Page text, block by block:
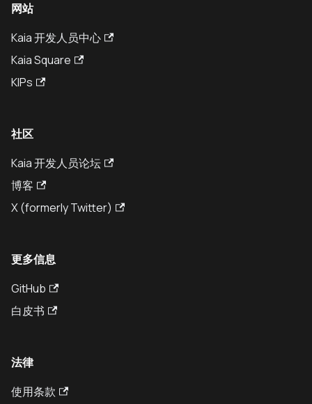
网站
Kaia 开发人员中心
Kaia Square
KIPs
社区
Kaia 开发人员论坛
博客
X (formerly Twitter)
更多信息
GitHub
白皮书
法律
使用条款